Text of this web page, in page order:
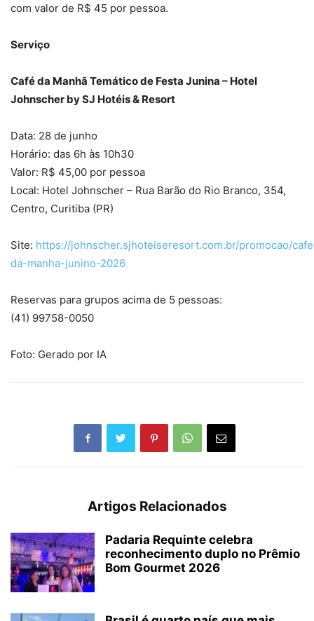
com valor de R$ 45 por pessoa.
Serviço
Café da Manhã Temático de Festa Junina – Hotel
Johnscher by SJ Hotéis & Resort
Data: 28 de junho
Horário: das 6h às 10h30
Valor: R$ 45,00 por pessoa
Local: Hotel Johnscher – Rua Barão do Rio Branco, 354,
Centro, Curitiba (PR)
Site: https://johnscher.sjhoteiseresort.com.br/promocao/
da-manha-junino-2026
Reservas para grupos acima de 5 pessoas:
(41) 99758-0050
Foto: Gerado por IA
Artigos Relacionados
Padaria Requinte celebra
reconhecimento duplo no Prêmio
Bom Gourmet 2026